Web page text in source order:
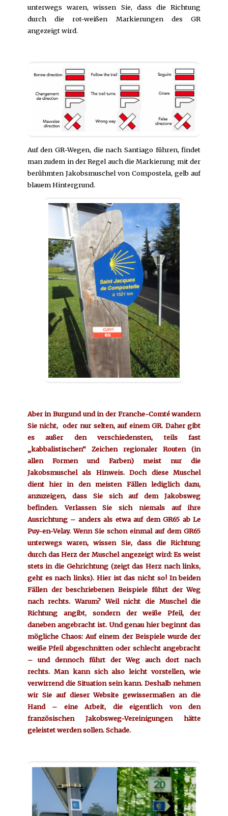
unterwegs waren, wissen Sie, dass die Richtung
durch die rot-weißen Markierungen des GR
angezeigt wird.
Auf den GR-Wegen, die nach Santiago führen, findet
man zudem in der Regel auch die Markierung mit der
berühmten Jakobsmuschel von Compostela, gelb auf
blauem Hintergrund.
Aber in Burgund und in der Franche-Comté wandern
Sie nicht, oder nur selten, auf einem GR. Daher gibt
es außer den verschiedensten, teils fast
„kabbalistischen“ Zeichen regionaler Routen (in
allen Formen und Farben) meist nur die
Jakobsmuschel als Hinweis. Doch diese Muschel
dient hier in den meisten Fällen lediglich dazu,
anzuzeigen, dass Sie sich auf dem Jakobsweg
befinden. Verlassen Sie sich niemals auf ihre
Ausrichtung – anders als etwa auf dem GR65 ab Le
Puy-en-Velay. Wenn Sie schon einmal auf dem GR65
unterwegs waren, wissen Sie, dass die Richtung
durch das Herz der Muschel angezeigt wird: Es weist
stets in die Gehrichtung (zeigt das Herz nach links,
geht es nach links). Hier ist das nicht so! In beiden
Fällen der beschriebenen Beispiele führt der Weg
nach rechts. Warum? Weil nicht die Muschel die
Richtung angibt, sondern der weiße Pfeil, der
daneben angebracht ist. Und genau hier beginnt das
mögliche Chaos: Auf einem der Beispiele wurde der
weiße Pfeil abgeschnitten oder schlecht angebracht
– und dennoch führt der Weg auch dort nach
rechts. Man kann sich also leicht vorstellen, wie
verwirrend die Situation sein kann. Deshalb nehmen
wir Sie auf dieser Website gewissermaßen an die
Hand – eine Arbeit, die eigentlich von den
französischen Jakobsweg-Vereinigungen hätte
geleistet werden sollen. Schade.